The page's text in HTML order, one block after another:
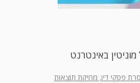
באינטרנט
פסקי דין, מחיקת תוצאות